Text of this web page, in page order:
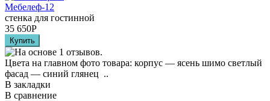
Мебелеф-12
стенка для гостинной
35 650Р
Цвета на главном фото товара: корпус — ясень шимо светлый
фасад — синий глянец ..
В закладки
В сравнение